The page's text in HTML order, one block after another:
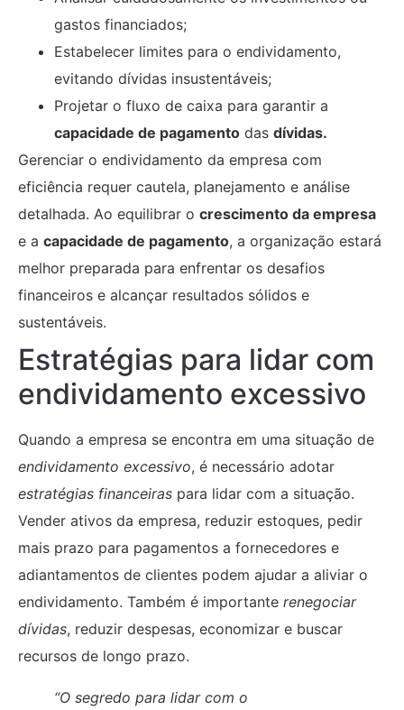
gastos financiados;
Estabelecer limites para o endividamento,
evitando dívidas insustentáveis;
Projetar o fluxo de caixa para garantir a
capacidade de pagamento das dívidas.
Gerenciar o endividamento da empresa com
eficiência requer cautela, planejamento e análise
detalhada. Ao equilibrar o crescimento da empresa
e a capacidade de pagamento, a organização estará
melhor preparada para enfrentar os desafios
financeiros e alcançar resultados sólidos e
sustentáveis.
Estratégias para lidar com
endividamento excessivo
Quando a empresa se encontra em uma situação de
endividamento excessivo, é necessário adotar
estratégias financeiras para lidar com a situação.
Vender ativos da empresa, reduzir estoques, pedir
mais prazo para pagamentos a fornecedores e
adiantamentos de clientes podem ajudar a aliviar o
endividamento. Também é importante renegociar
dívidas, reduzir despesas, economizar e buscar
recursos de longo prazo.
“O segredo para lidar com o